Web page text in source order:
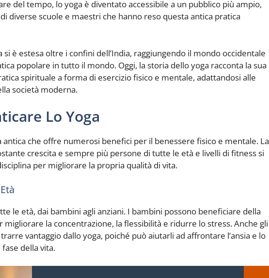
del tempo, lo yoga è diventato accessibile a un pubblico più ampio,
diverse scuole e maestri che hanno reso questa antica pratica
si è estesa oltre i confini dell’India, raggiungendo il mondo occidentale
popolare in tutto il mondo. Oggi, la storia dello yoga racconta la sua
spirituale a forma di esercizio fisico e mentale, adattandosi alle
società moderna.
Lo Yoga
antica che offre numerosi benefici per il benessere fisico e mentale. La
crescita e sempre più persone di tutte le età e livelli di fitness si
per migliorare la propria qualità di vita.
le età, dai bambini agli anziani. I bambini possono beneficiare della
migliorare la concentrazione, la flessibilità e ridurre lo stress. Anche gli
vantaggio dallo yoga, poiché può aiutarli ad affrontare l’ansia e lo
della vita.